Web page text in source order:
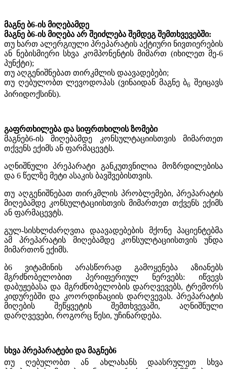
მაგნე ბ6-ის მიღებამდე
მაგნე ბ6-ის მიღება არ შეიძლება შემდეგ შემთხვევებში:
თუ ხართ ალერგიული პრეპარატის აქტიური ნივთიერების
ან ნებისმიერი სხვა კომპონენტის მიმართ (იხილეთ მე-6
პუნქტი);
თუ აღგენიშნებათ თირკმლის დაავადებები;
თუ ღებულობთ ლევოდოპას (ვინაიდან მაგნე ბ6 შეიცავს
პირიდოქსინს).
გაფრთხილება და სიფრთხილის ზომები
მაგნებ6-ის მიღებამდე კონსულტაციისთვის მიმართეთ
თქვენს ექიმს ან ფარმაცევტს.
აღნიშნული პრეპარატი განკუთვნილია მოზრდილებისა
და 6 წელზე მეტი ასაკის ბავშვებისთვის.
თუ აღგენიშნებათ თირკმლის პრობლემები, პრეპარატის
მიღებამდე კონსულტაციისთვის მიმართეთ თქვენს ექიმს
ან ფარმაცევტს.
გულ-სისხლძარღვთა დაავადებების მქონე პაციენტებმა
ამ
პრეპარატის მიღებამდე კონსულტაციისთვის უნდა
მიმართონ ექიმს.
ბ6 ვიტამინის არასწორად გამოყენება აზიანებს
მგრძნობელობით პერიფერიულ ნერვებს: იწვევს
დაბუჟებასა და მგრძნობელობის დარღვევებს, ტრემორს
კიდურებში და კოორდინაციის დარღვევას. პრეპარატის
მიღების შეწყვეტის შემთხვევაში, აღნიშნული
დარღვევები, როგორც წესი, უჩინარდება.
სხვა პრეპარატები და მაგნებ6
თუ ღებულობთ ან ახლახანს დაასრულეთ სხვა